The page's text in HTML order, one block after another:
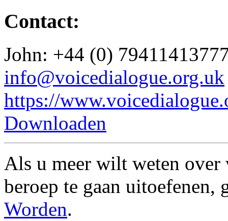
Contact:
John: +44 (0)
info@voicedialogue.org.uk
https://
Downloaden
Als u meer wilt weten over
beroep te gaan uitoefenen,
Worden.